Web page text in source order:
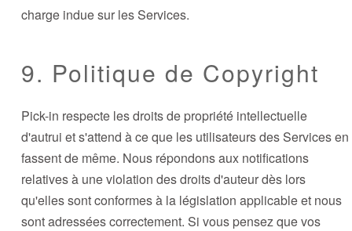
charge indue sur les Services.
9. Politique de Copyright
Pick-in respecte les droits de propriété intellectuelle
d'autrui et s'attend à ce que les utilisateurs des Services en
fassent de même. Nous répondons aux notifications
relatives à une violation des droits d'auteur dès lors
qu'elles sont conformes à la législation applicable et nous
sont adressées correctement. Si vous pensez que vos